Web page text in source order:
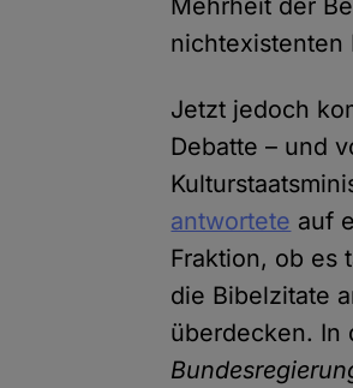
Mehrheit der
nichtexistenten
Jetzt jedoch
Debatte – und
antwortete auf
Fraktion, ob es
die Bibelzitate
überdecken. In